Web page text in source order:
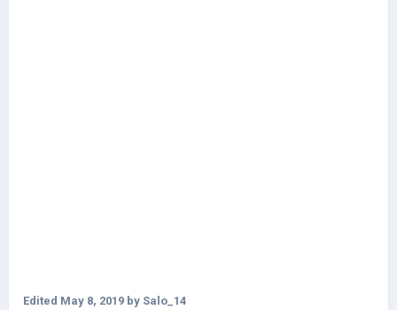
Edited May 8, 2019 by Salo_14